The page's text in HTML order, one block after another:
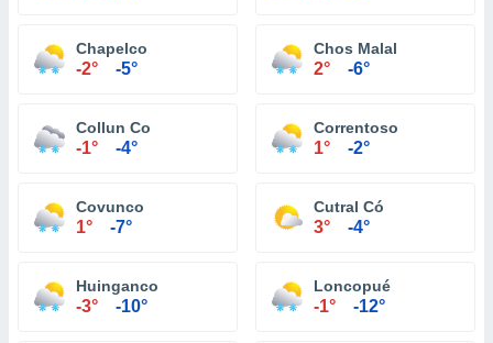
Chapelco
-2° -5°
Chos Malal
2° -6°
Collun Co
-1° -4°
Correntoso
1° -2°
Covunco
1° -7°
Cutral Có
3° -4°
Huinganco
-3° -10°
Loncopué
-1° -12°